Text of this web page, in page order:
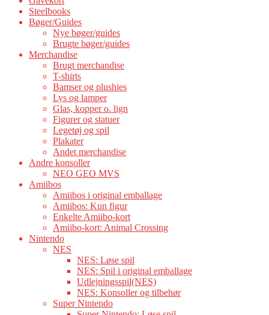
Steelbooks
Bøger/Guides
Nye bøger/guides
Brugte bøger/guides
Merchandise
Brugt merchandise
T-shirts
Bamser og plushies
Lys og lamper
Glas, kopper o. lign
Figurer og statuer
Legetøj og spil
Plakater
Andet merchandise
Andre konsoller
NEO GEO MVS
Amiibos
Amiibos i original emballage
Amiibos: Kun figur
Enkelte Amiibo-kort
Amiibo-kort: Animal Crossing
Nintendo
NES
NES: Løse spil
NES: Spil i original emballage
Udlejningsspil(NES)
NES: Konsoller og tilbehør
Super Nintendo